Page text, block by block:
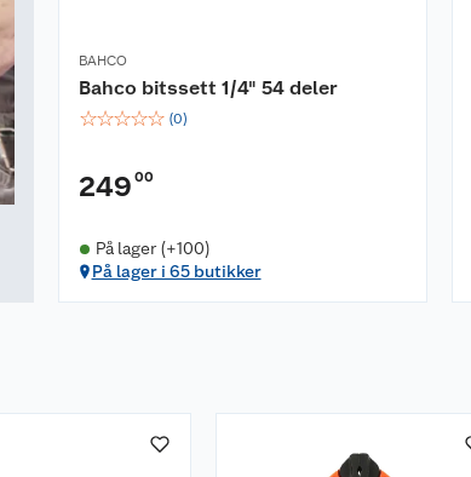
BAHCO
Bahco bitssett 1/4" 54 deler
☆☆☆☆☆ (0)
249 00
På lager (+100)
På lager i 65 butikker